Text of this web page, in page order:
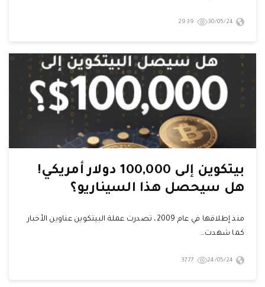
30/05/24
2939
بيتكوين إلى 100,000 دولار أمريكي!
هل سيحصل هذا السيناريو؟
منذ إطلاقها في عام 2009، تصدرت عملة البيتكوين عناوين الأخبار
كما شهدت…
24/05/24
3777